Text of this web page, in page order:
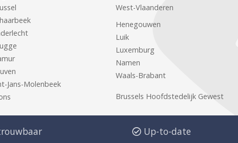
Jans-Molenbeek
West-Vlaanderen
Henegouwen
Luik
Luxemburg
Namen
Waals-Brabant
Brussels Hoofdstedelijk Gewest
Up-to-date